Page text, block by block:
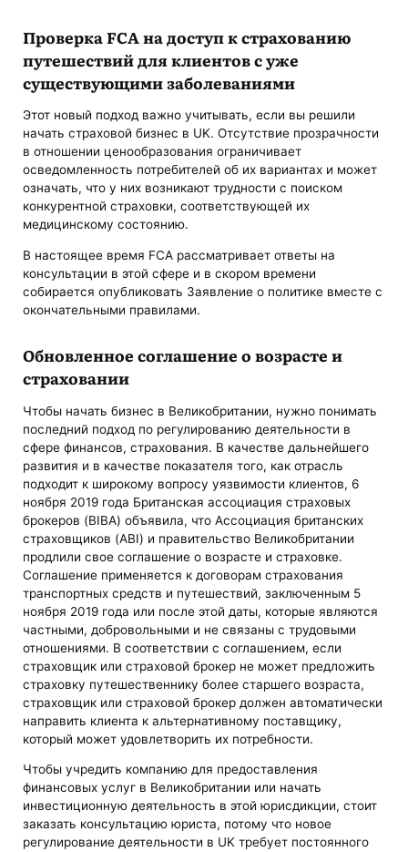
Проверка FCA на доступ к страхованию
путешествий для клиентов с уже
существующими заболеваниями
Этот новый подход важно учитывать, если вы решили
начать страховой бизнес в UK. Отсутствие прозрачности
в отношении ценообразования ограничивает
осведомленность потребителей об их вариантах и ​​может
означать, что у них возникают трудности с поиском
конкурентной страховки, соответствующей их
медицинскому состоянию.
В настоящее время FCA рассматривает ответы на
консультации в этой сфере и в скором времени
собирается опубликовать Заявление о политике вместе с
окончательными правилами.
Обновленное соглашение о возрасте и
страховании
Чтобы начать бизнес в Великобритании, нужно понимать
последний подход по регулированию деятельности в
сфере финансов, страхования. В качестве дальнейшего
развития и в качестве показателя того, как отрасль
подходит к широкому вопросу уязвимости клиентов, 6
ноября 2019 года Британская ассоциация страховых
брокеров (BIBA) объявила, что Ассоциация британских
страховщиков (ABI) и правительство Великобритании
продлили свое соглашение о возрасте и страховке.
Соглашение применяется к договорам страхования
транспортных средств и путешествий, заключенным 5
ноября 2019 года или после этой даты, которые являются
частными, добровольными и не связаны с трудовыми
отношениями. В соответствии с соглашением, если
страховщик или страховой брокер не может предложить
страховку путешественнику более старшего возраста,
страховщик или страховой брокер должен автоматически
направить клиента к альтернативному поставщику,
который может удовлетворить их потребности.
Чтобы учредить компанию для предоставления
финансовых услуг в Великобритании или начать
инвестиционную деятельность в этой юрисдикции, стоит
заказать консультацию юриста, потому что новое
регулирование деятельности в UK требует постоянного